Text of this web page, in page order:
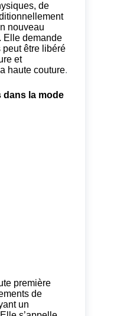
de
nouveau
Elle demande
peut être libéré
et
haute couture.
dans la mode
première
de
un